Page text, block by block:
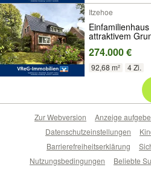
Itzehoe
attraktivem
274.000 €
92,68 m² 4 Zi.
Zur Webversion Anzeige
Datenschutzeinstellungen
Barrierefreiheitserklärung
Nutzungsbedingungen
Beliebte